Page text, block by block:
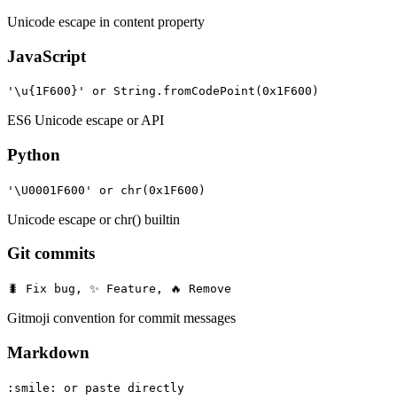
Unicode escape in content property
JavaScript
'\u{1F600}' or String.fromCodePoint(0x1F600)
ES6 Unicode escape or API
Python
'\U0001F600' or chr(0x1F600)
Unicode escape or chr() builtin
Git commits
🐛 Fix bug, ✨ Feature, 🔥 Remove
Gitmoji convention for commit messages
Markdown
:smile: or paste directly